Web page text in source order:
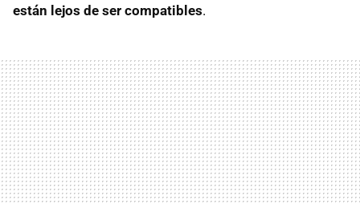
están lejos de ser compatibles.